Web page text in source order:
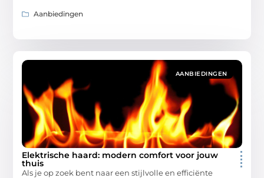
Aanbiedingen
AANBIEDINGEN
Elektrische haard: modern comfort voor jouw
thuis
Als je op zoek bent naar een stijlvolle en efficiënte